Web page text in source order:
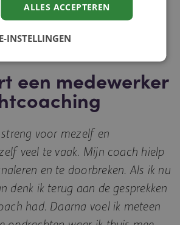
een medewerker
voor mezelf en
veel te vaak. Mijn coach hielp
en te doorbreken. Als ik nu
denk ik terug aan de gesprekken
had. Daarna voel ik meteen
ALLES ACCEPTEREN
INSTELLINGEN